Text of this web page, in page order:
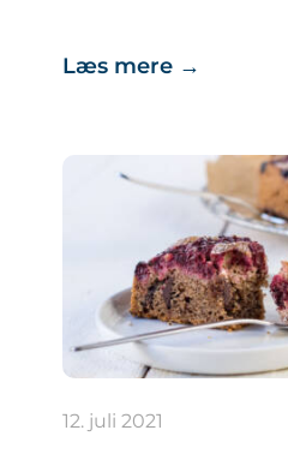
Læs mere →
12. juli 2021